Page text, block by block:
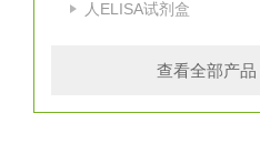
人ELISA试剂盒
查看全部产品